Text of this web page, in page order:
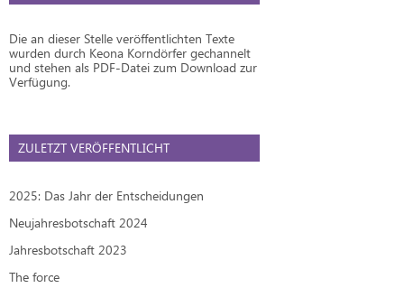
Die an dieser Stelle veröffentlichten Texte
wurden durch Keona Korndörfer gechannelt
und stehen als PDF-Datei zum Download zur
Verfügung.
ZULETZT VERÖFFENTLICHT
2025: Das Jahr der Entscheidungen
Neujahresbotschaft 2024
Jahresbotschaft 2023
The force